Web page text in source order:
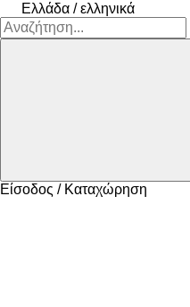
Ελλάδα / ελληνικά
Είσοδος / Καταχώρηση